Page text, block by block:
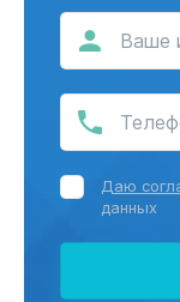
Даю
данных